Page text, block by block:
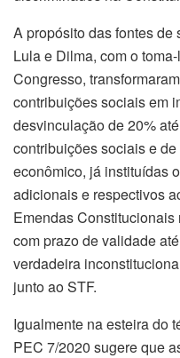
A propósito das fontes
Lula e Dilma, com o
Congresso,
contribuições sociais em
desvinculação de 20%
contribuições sociais e
econômico, já instituídas
adicionais e respectivos
Emendas Constitucionais
com prazo de validade
verdadeira
junto ao STF.
Igualmente na esteira do
PEC 7/2020 sugere que